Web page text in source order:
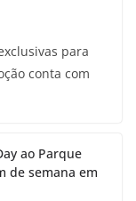
para
conta com
ao Parque
de semana em